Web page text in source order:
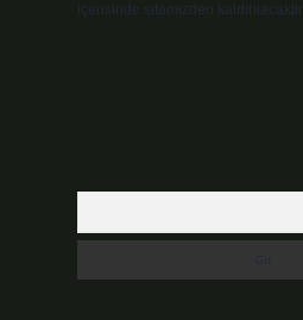
içerisinde sitemizden kaldırılacaktır.